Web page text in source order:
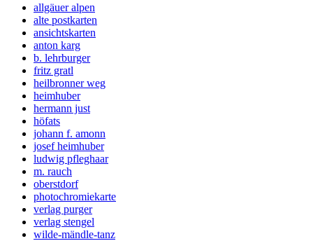
allgäuer alpen
alte postkarten
ansichtskarten
anton karg
b. lehrburger
fritz gratl
heilbronner weg
heimhuber
hermann just
höfats
johann f. amonn
josef heimhuber
ludwig pfleghaar
m. rauch
oberstdorf
photochromiekarte
verlag purger
verlag stengel
wilde-mändle-tanz